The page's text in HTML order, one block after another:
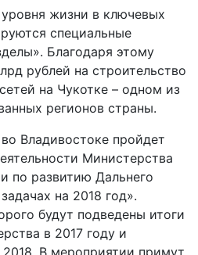
жизни в ключевых
специальные
Благодаря этому
рублей на строительство
на Чукотке – одном из
регионов страны.
Владивостоке пройдет
Министерства
по развитию Дальнего
на 2018 год».
будут подведены итоги
в 2017 году и
В мероприятии примут